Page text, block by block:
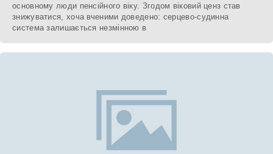
основному люди пенсійного віку. Згодом віковий ценз став
знижуватися, хоча вченими доведено: серцево-судинна
система залишається незмінною в